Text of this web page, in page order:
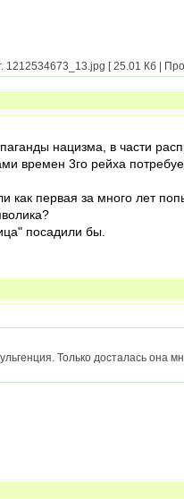
[ 25.01 Кб |
нацизма, в части
3го рейха
первая за много лет
посадили бы.
Только досталась она